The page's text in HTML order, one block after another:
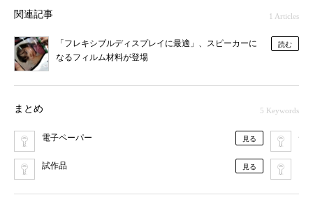
関連記事 1 Articles
「フレキシブルディスプレイに最適」、スピーカーに
なるフィルム材料が登場
読む
まとめ 5 Keywords
電子ペーパー 見る
試作品 見る
デ